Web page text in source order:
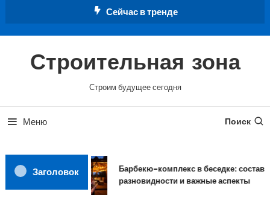
Сейчас в тренде
Строительная зона
Строим будущее сегодня
Меню Поиск
Заголовок
Барбекю-комплекс в беседке: состав,
разновидности и важные аспекты